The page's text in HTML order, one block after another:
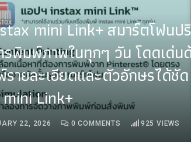
mini Link+ สมาร์ตโฟนป
พิมพ์ภาพในทุกๆ วัน โดดเด่
ายละเอียดและตัวอักษรได้ชั
Link+
22, 2026 0 COMMENTS 925 VIEWS